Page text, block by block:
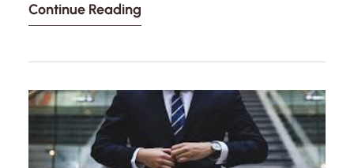
voor velen is het een roeping die hen drijft om
te helpen. De opleiding tot advocaat omvat
Continue Reading